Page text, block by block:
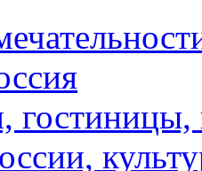
гостиницы,